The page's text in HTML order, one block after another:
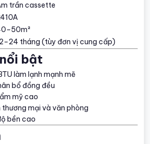
trần cassette
tháng (tùy đơn vị cung cấp)
bật
làm lạnh mạnh mẽ
bổ đồng đều
mỹ cao
thương mại và văn phòng
bền cao